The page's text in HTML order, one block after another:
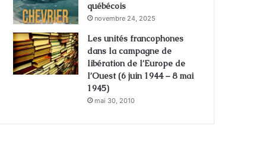
québécois
novembre 24, 2025
Les unités francophones
dans la campagne de
libération de l’Europe de
l’Ouest (6 juin 1944 – 8 mai
1945)
mai 30, 2010